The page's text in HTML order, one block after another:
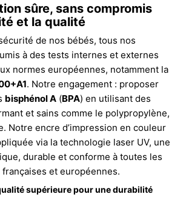
sûre, sans compromis
et la qualité
de nos bébés, tous nos
à des tests internes et externes
normes européennes, notamment la
. Notre engagement : proposer
bisphénol A (BPA) en utilisant des
et sains comme le polypropylène,
Notre encre d’impression en couleur
via la technologie laser UV, une
durable et conforme à toutes les
et européennes.
supérieure pour une durabilité